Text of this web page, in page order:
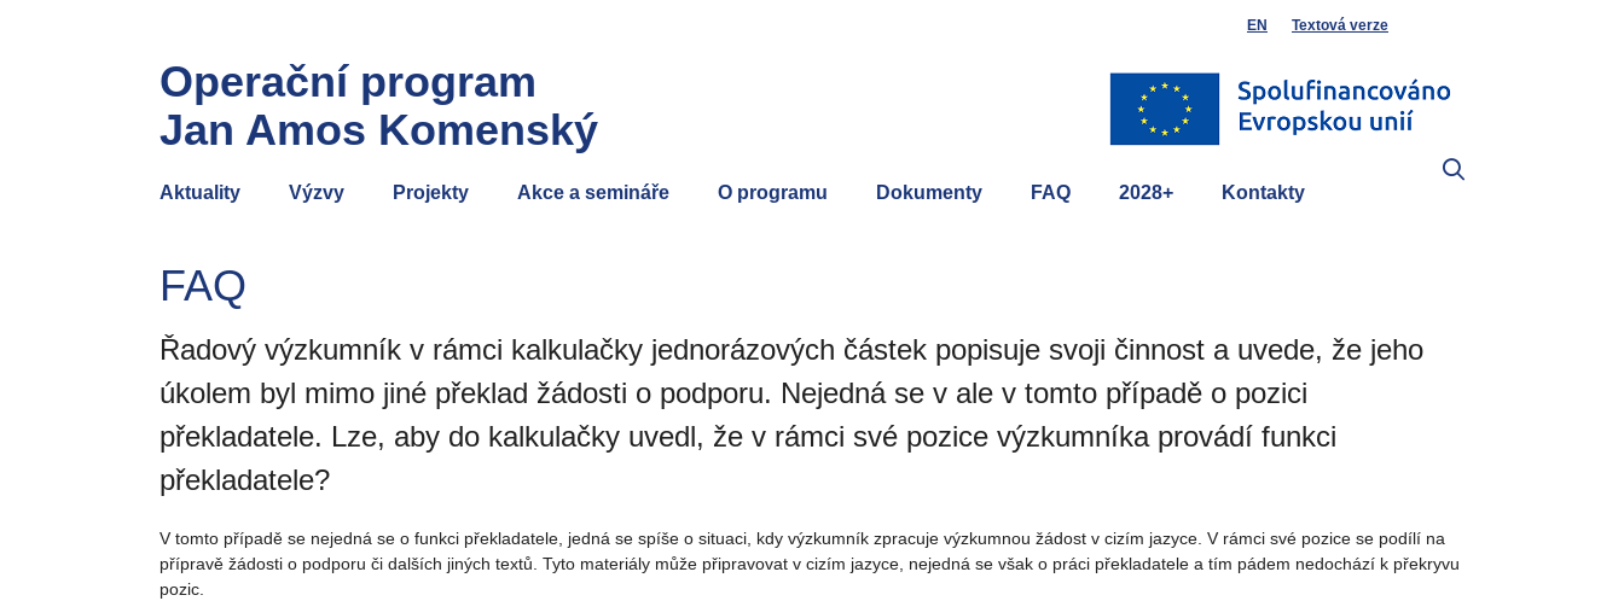
Operační program
Jan Amos Komenský
EN Textová verze
Aktuality Výzvy Projekty Akce a semináře O programu Dokumenty FAQ 2028+ Kontakty
FAQ
Řadový výzkumník v rámci kalkulačky jednorázových částek popisuje svoji činnost a uvede, že jeho
úkolem byl mimo jiné překlad žádosti o podporu. Nejedná se v ale v tomto případě o pozici
překladatele. Lze, aby do kalkulačky uvedl, že v rámci své pozice výzkumníka provádí funkci
překladatele?
V tomto případě se nejedná se o funkci překladatele, jedná se spíše o situaci, kdy výzkumník zpracuje výzkumnou žádost v cizím jazyce. V rámci své pozice se podílí na
přípravě žádosti o podporu či dalších jiných textů. Tyto materiály může připravovat v cizím jazyce, nejedná se však o práci překladatele a tím pádem nedochází k překryvu
pozic.